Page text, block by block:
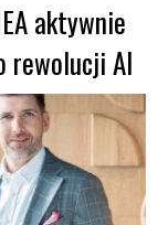
aktywnie
rewolucji AI